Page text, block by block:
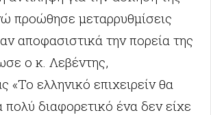
προώθησε μεταρρυθμίσεις
αποφασιστικά την πορεία της
ο κ. Λεβέντης,
«Το ελληνικό επιχειρείν θα
πολύ διαφορετικό ένα δεν είχε